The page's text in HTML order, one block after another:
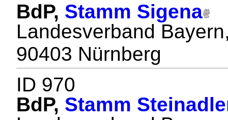
BdP, Stamm Sigena
Landesverband
90403 Nürnberg
ID 970
BdP, Stamm